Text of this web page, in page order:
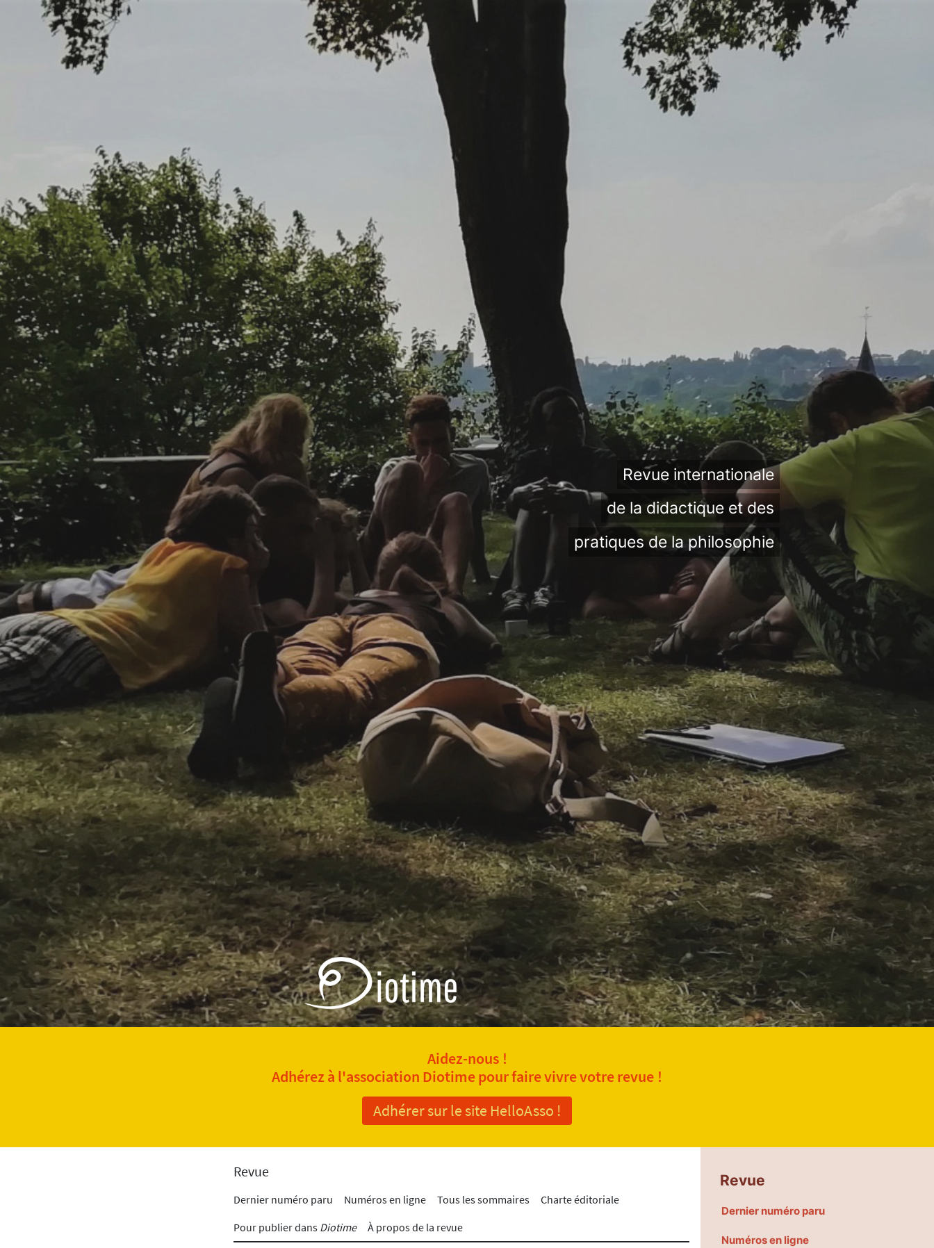
Revue internationale
de la didactique et des
pratiques de la philosophie
Aidez-nous !
Adhérez à l'association Diotime pour faire vivre votre revue !
Adhérer sur le site HelloAsso !
Revue
Dernier numéro paru Numéros en ligne Tous les sommaires
Charte éditoriale
Pour publier dans Diotime À propos de la revue
Revue
Dernier numéro paru
Numéros en ligne